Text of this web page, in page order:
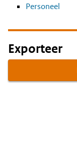
Personeel
Exporteer